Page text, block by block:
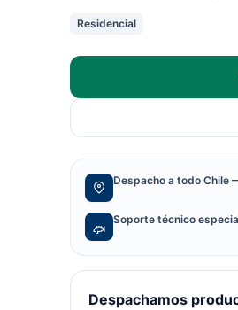
Residencial
Despacho a todo Chile
Soporte técnico
Despachamos